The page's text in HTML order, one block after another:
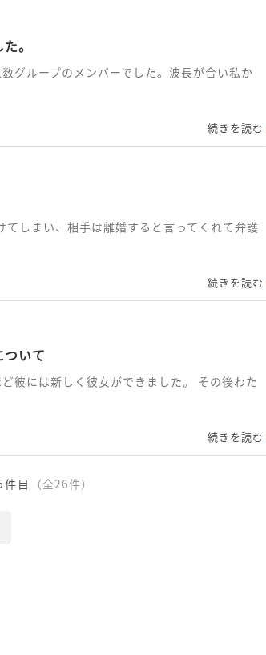
。
グループのメンバーでした。波長が合い私か
続きを読む
しまい、相手は離婚すると言ってくれて弁護
続きを読む
いて
彼には新しく彼女ができました。 その後わた
続きを読む
目 （全26件）